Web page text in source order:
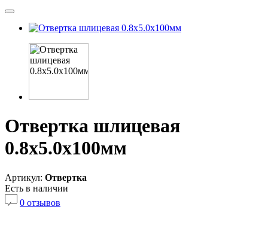
Отвертка шлицевая
0.8х5.0х100мм
Артикул: Отвертка
Есть в наличии
0 отзывов